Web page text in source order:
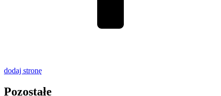
dodaj stronę
Pozostałe